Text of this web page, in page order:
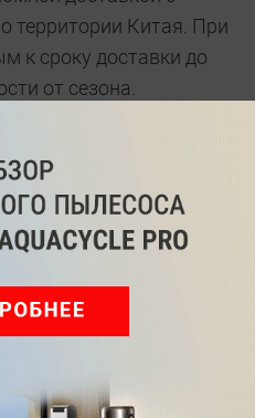
территории Китая. При
к сроку доставки до
от сезона.
цифры
будильник